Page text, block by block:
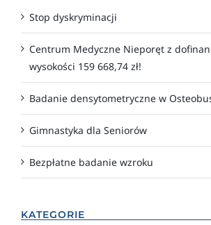
Stop dyskryminacji
Centrum Medyczne Nieporęt z
wysokości 159 668,74 zł!
Badanie densytometryczne w
Gimnastyka dla Seniorów
Bezpłatne badanie wzroku
KATEGORIE